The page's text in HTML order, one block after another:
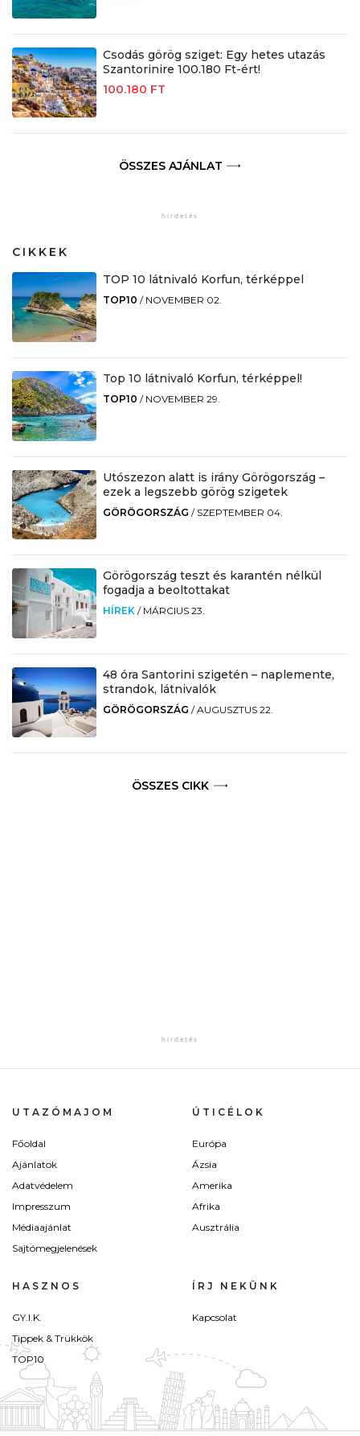
Csodás görög sziget: Egy hetes utazás
Szantorinire 100.180 Ft-ért!
100.180 FT
ÖSSZES AJÁNLAT
CIKKEK
TOP 10 látnivaló Korfun, térképpel
TOP10 / NOVEMBER 02.
Top 10 látnivaló Korfun, térképpel!
TOP10 / NOVEMBER 29.
Utószezon alatt is irány Görögország –
ezek a legszebb görög szigetek
GÖRÖGORSZÁG / SZEPTEMBER 04.
Görögország teszt és karantén nélkül
fogadja a beoltottakat
HÍREK / MÁRCIUS 23.
48 óra Santorini szigetén – naplemente,
strandok, látnivalók
GÖRÖGORSZÁG /AUGUSZTUS 22.
ÖSSZES CIKK
UTAZÓMAJOM
Főoldal
Ajánlatok
Adatvédelem
Impresszum
Médiaajánlat
Sajtómegjelenések
ÚTICÉLOK
Európa
Ázsia
Amerika
Afrika
Ausztrália
HASZNOS
GY.I.K.
Tippek & Trükkök
TOP10
ÍRJ NEKÜNK
Kapcsolat